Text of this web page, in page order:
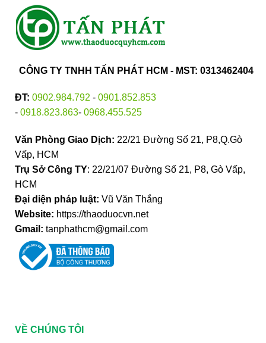
CÔNG TY TNHH TẤN PHÁT HCM - MST: 0313462404
ĐT: 0902.984.792 - 0901.852.853
- 0918.823.863- 0968.455.525
Văn Phòng Giao Dịch: 22/21 Đường Số 21, P8,Q.Gò
Vấp, HCM
Trụ Sở Công TY: 22/21/07 Đường Số 21, P8, Gò Vấp,
HCM
Đại diện pháp luật: Vũ Văn Thắng
Website: https://thaoduocvn.net
Gmail: tanphathcm@gmail.com
VỀ CHÚNG TÔI